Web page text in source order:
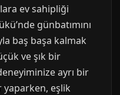
ev sahipliği
günbatımını
baş başa kalmak
ve şık bir
ayrı bir
yaparken, eşlik